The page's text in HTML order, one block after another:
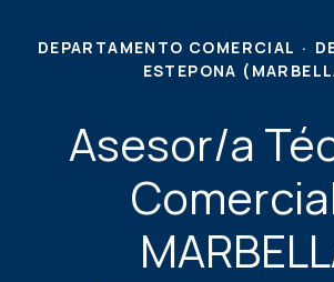
DEPARTAMENTO COMERCIAL ·
ESTEPONA
Asesor/a